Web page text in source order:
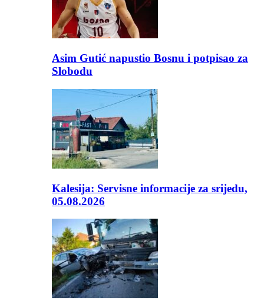
Asim Gutić napustio Bosnu i potpisao za
Slobodu
Kalesija: Servisne informacije za srijedu,
05.08.2026